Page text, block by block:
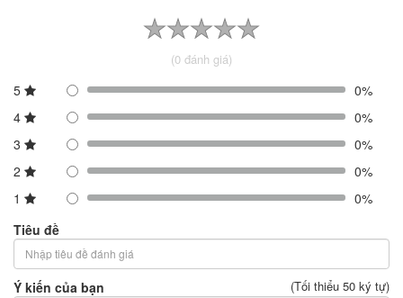
(0 đánh giá)
5
0%
4
0%
3
0%
2
0%
1
0%
Tiêu đề
Ý kiến của bạn (Tối thiểu 50 ký tự)